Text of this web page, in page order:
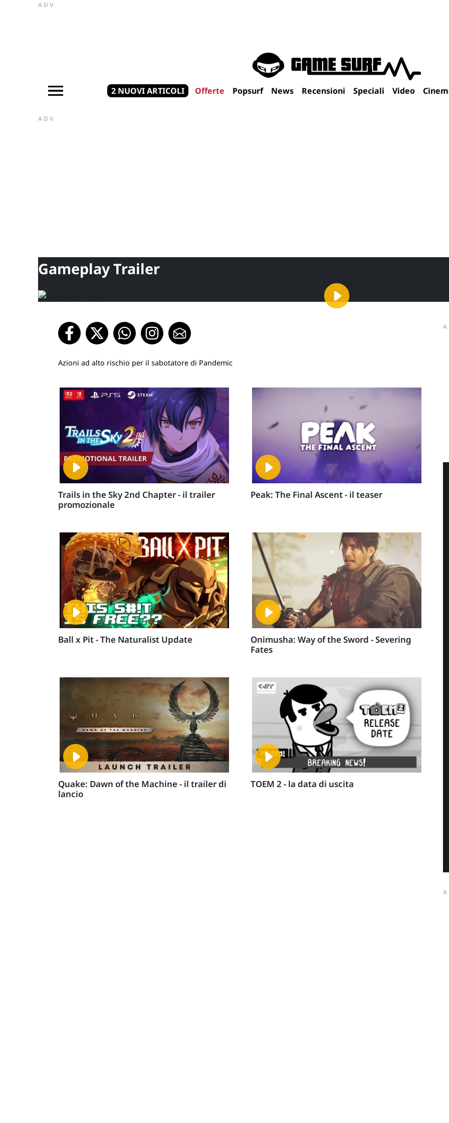
ADV
2 NUOVI ARTICOLI Offerte Popsurf News Recensioni Speciali Video
ADV
Gameplay Trailer
Azioni ad alto rischio per il sabotatore di Pandemic
Trails in the Sky 2nd Chapter - il trailer
promozionale
Peak: The Final Ascent - il teaser
Ball x Pit - The Naturalist Update
Onimusha: Way of the Sword - Severing
Fates
Quake: Dawn of the Machine - il trailer di
lancio
TOEM 2 - la data di uscita